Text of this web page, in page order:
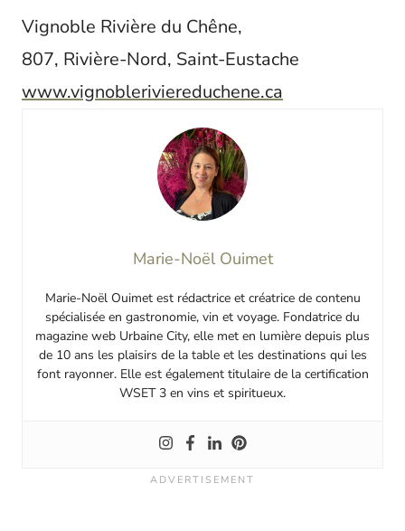
Vignoble Rivière du Chêne,
807, Rivière-Nord, Saint-Eustache
www.vignobleriviereduchene.ca
Marie-Noël Ouimet
Marie-Noël Ouimet est rédactrice et créatrice de contenu
spécialisée en gastronomie, vin et voyage. Fondatrice du
magazine web Urbaine City, elle met en lumière depuis plus
de 10 ans les plaisirs de la table et les destinations qui les
font rayonner. Elle est également titulaire de la certification
WSET 3 en vins et spiritueux.